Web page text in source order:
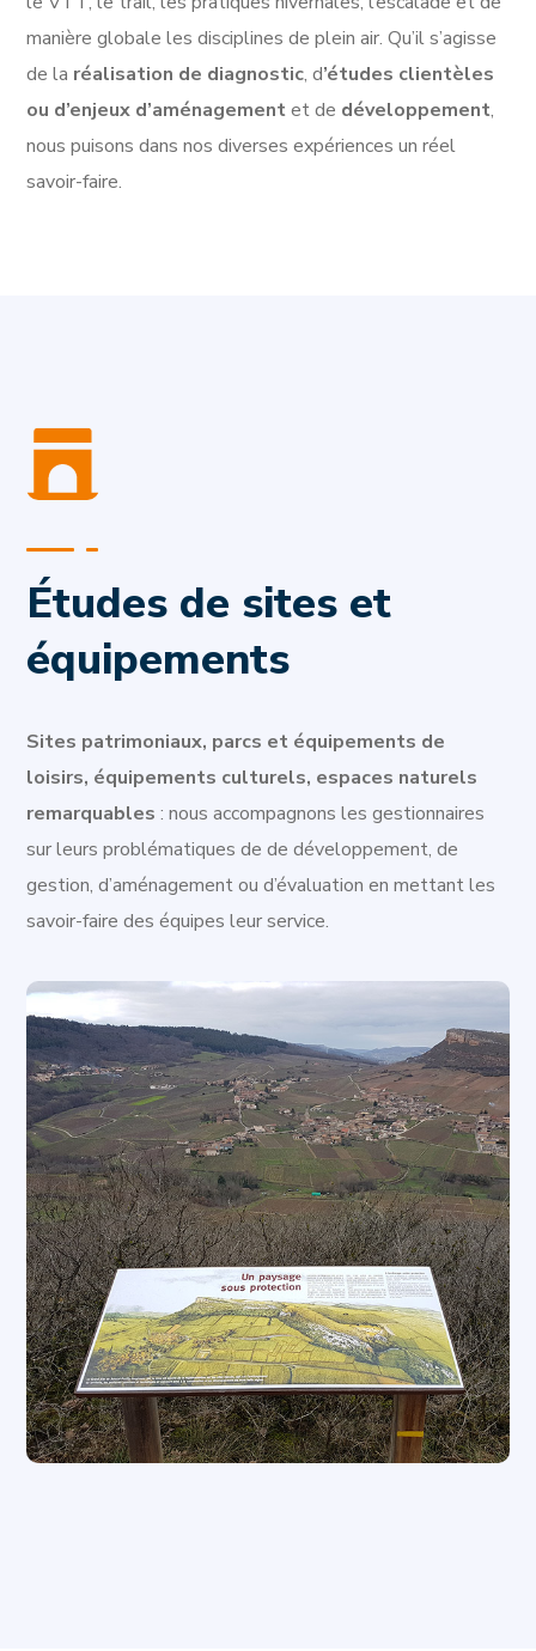
manière globale les disciplines de plein air. Qu’il s’agisse
de la réalisation de diagnostic, d’études clientèles
ou d’enjeux d’aménagementet de développement,
nous puisons dans nos diverses expériences un réel
savoir-faire.
Études de sites et
équipements
Sites patrimoniaux, parcs et équipements de
loisirs, équipements culturels, espaces naturels
remarquables : nous accompagnons les gestionnaires
sur leurs problématiques de de développement, de
gestion, d’aménagement ou d’évaluation en mettant les
savoir-faire des équipes leur service.